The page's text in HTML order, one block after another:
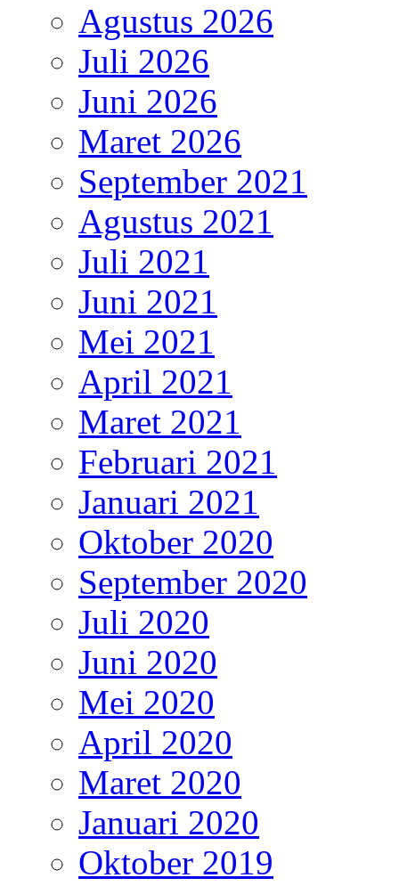
Agustus 2026
Juli 2026
Juni 2026
Maret 2026
September 2021
Agustus 2021
Juli 2021
Juni 2021
Mei 2021
April 2021
Maret 2021
Februari 2021
Januari 2021
Oktober 2020
September 2020
Juli 2020
Juni 2020
Mei 2020
April 2020
Maret 2020
Januari 2020
Oktober 2019